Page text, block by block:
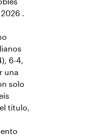
.
6-4,
una
solo
título,